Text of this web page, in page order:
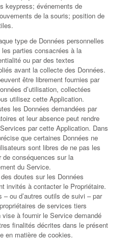
keypress; événements de
de la souris; position de
type de Données personnelles
parties consacrées à la
ou par des textes
avant la collecte des Données.
être librement fournies par
d’utilisation, collectées
utilisez cette Application.
les Données demandées par
et leur absence peut rendre
par cette Application. Dans
que certaines Données ne
sont libres de ne pas les
conséquences sur la
du Service.
doutes sur les Données
invités à contacter le Propriétaire.
ou d’autres outils de suivi – par
de services tiers
à fournir le Service demandé
finalités décrites dans le présent
en matière de cookies.